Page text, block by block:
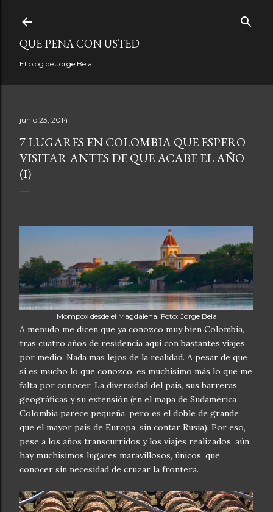
QUE PENA CON USTED
El blog de Jorge Bela.
junio 23, 2014
7 LUGARES EN COLOMBIA QUE ESPERO
VISITAR ANTES DE QUE ACABE EL AÑO
(I)
Mompox desde el Magdalena. Foto: Jorge Bela
A menudo me dicen que ya conozco muy bien Colombia,
tras cuatro años de residencia aquí con bastantes viajes
por medio. Nada mas lejos de la realidad. A pesar de que
sí es mucho lo que conozco, es muchísimo más lo que me
falta por conocer. La diversidad del país, sus barreras
geográficas y su extensión (en el mapa de Sudamérica
Colombia parece pequeña, pero es el doble de grande
que el mayor país de Europa, sin contar Rusia). Por eso,
pese a los años transcurridos y los viajes realizados, aún
hay muchísimos lugares maravillosos, únicos, que
conocer sin necesidad de cruzar la frontera.